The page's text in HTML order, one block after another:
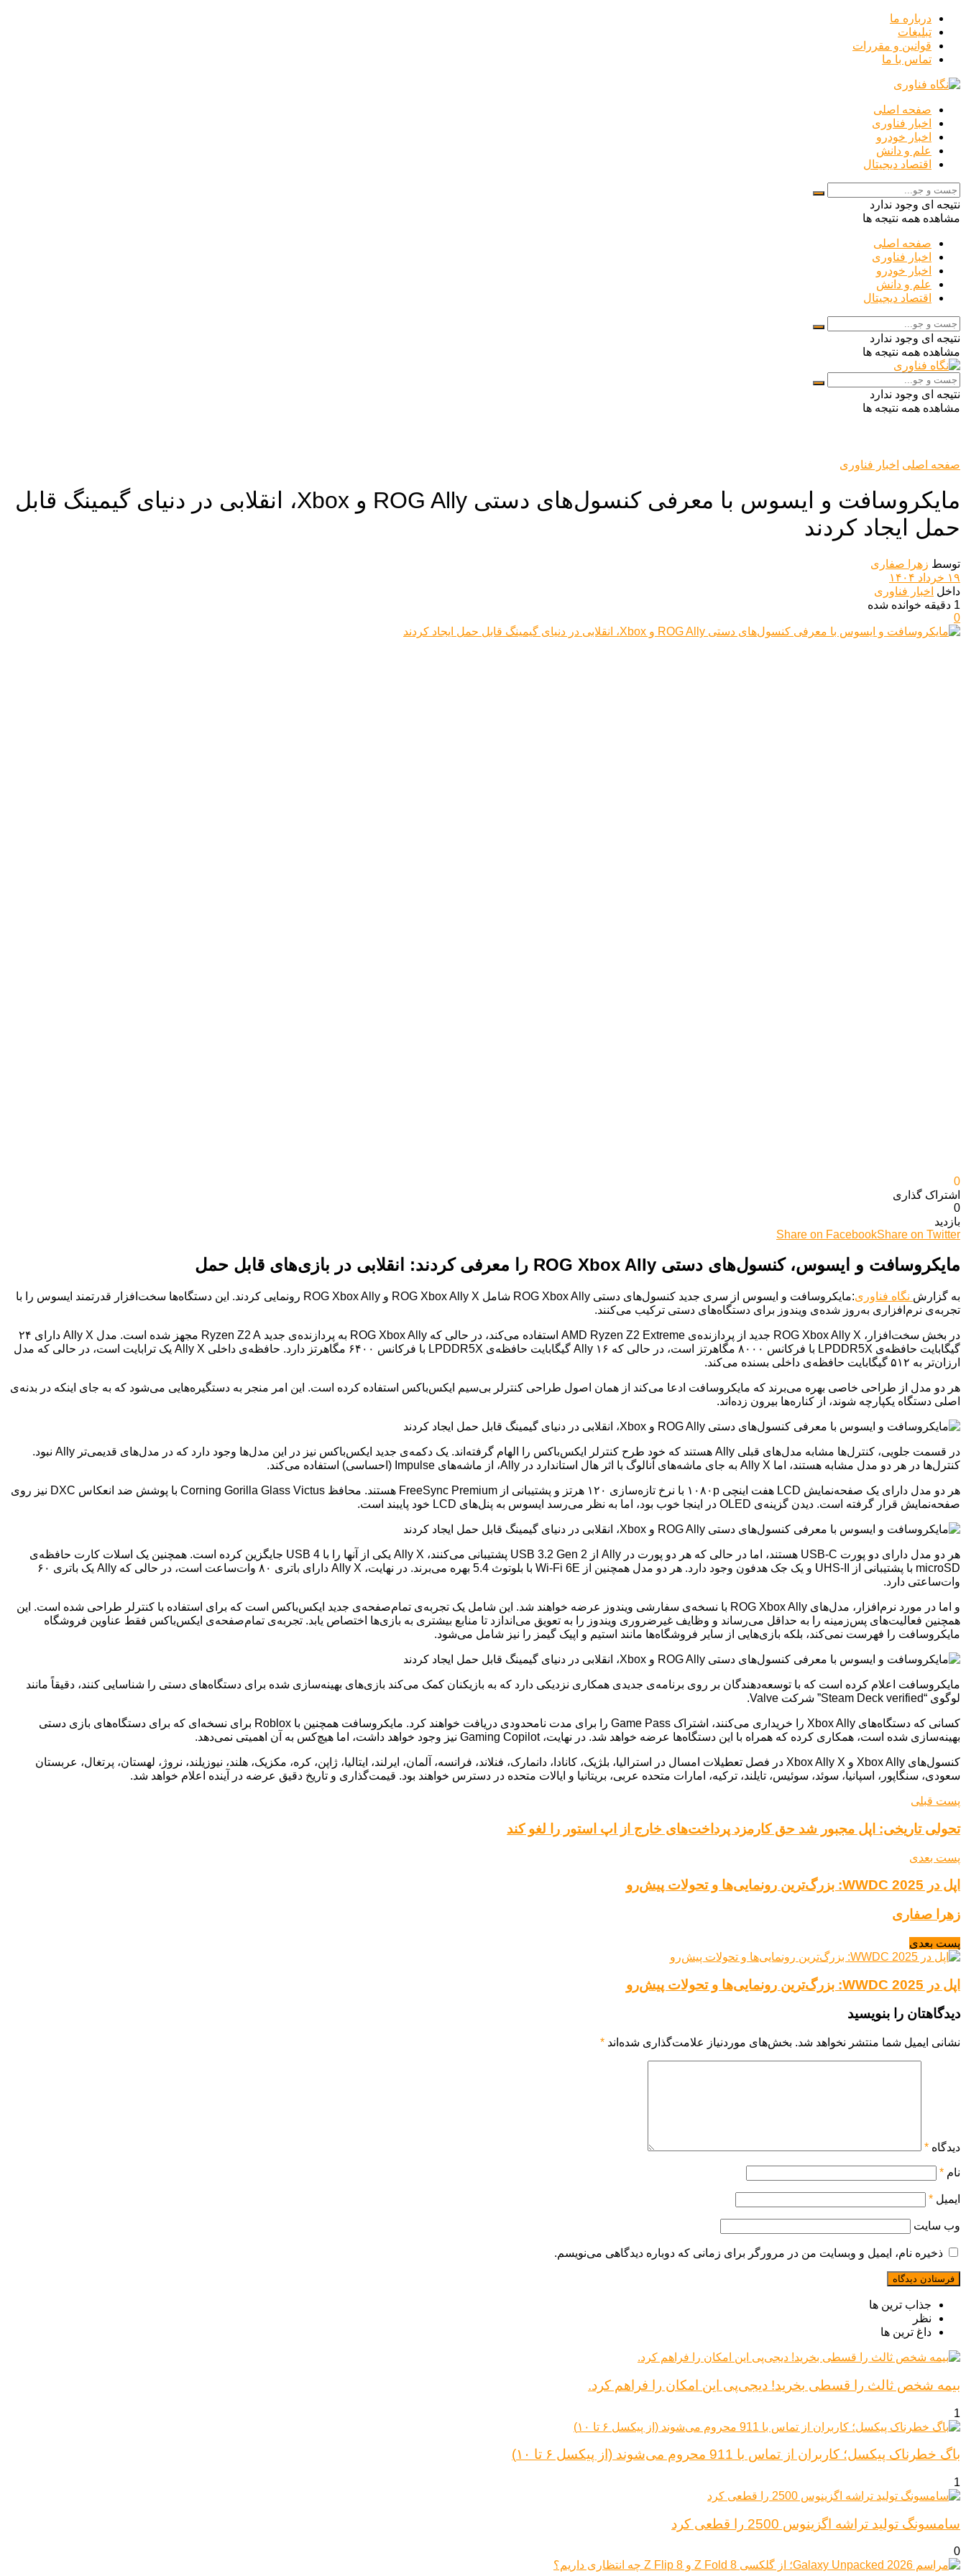
درباره ما
تبلیغات
قوانین و مقررات
تماس با ما
صفحه اصلی
اخبار فناوری
اخبار خودرو
علم و دانش
اقتصاد دیجیتال
نتیجه ای وجود ندارد
مشاهده همه نتیجه ها
صفحه اصلی
اخبار فناوری
اخبار خودرو
علم و دانش
اقتصاد دیجیتال
نتیجه ای وجود ندارد
مشاهده همه نتیجه ها
نتیجه ای وجود ندارد
مشاهده همه نتیجه ها
صفحه اصلی اخبار فناوری
مایکروسافت و ایسوس با معرفی کنسول‌های دستی ROG Ally و Xbox، انقلابی در دنیای گیمینگ قابل
حمل ایجاد کردند
توسط زهرا صفاری
۱۹ خرداد ۱۴۰۴
داخل اخبار فناوری
1 دقیقه خوانده شده
0
0
اشتراک گذاری‌
0
بازدید
Share on FacebookShare on Twitter
مایکروسافت و ایسوس، کنسول‌های دستی ROG Xbox Ally را معرفی کردند: انقلابی در بازی‌های قابل حمل
به گزارش نگاه فناوری
:مایکروسافت و ایسوس از سری جدید کنسول‌های دستی ROG Xbox Ally شامل ROG Xbox Ally X و ROG Xbox Ally رونمایی کردند. این دستگاه‌ها سخت‌افزار قدرتمند ایسوس را با
تجربه‌ی نرم‌افزاری به‌روز شده‌ی ویندوز برای دستگاه‌های دستی ترکیب می‌کنند.
در بخش سخت‌افزار، ROG Xbox Ally X جدید از پردازنده‌ی AMD Ryzen Z2 Extreme استفاده می‌کند، در حالی که ROG Xbox Ally به پردازنده‌ی جدید Ryzen Z2 A مجهز شده است. مدل Ally X دارای ۲۴
گیگابایت حافظه‌ی LPDDR5X با فرکانس ۸۰۰۰ مگاهرتز است، در حالی که Ally ۱۶ گیگابایت حافظه‌ی LPDDR5X با فرکانس ۶۴۰۰ مگاهرتز دارد. حافظه‌ی داخلی Ally X یک ترابایت است، در حالی که مدل
ارزان‌تر به ۵۱۲ گیگابایت حافظه‌ی داخلی بسنده می‌کند.
هر دو مدل از طراحی خاصی بهره می‌برند که مایکروسافت ادعا می‌کند از همان اصول طراحی کنترلر بی‌سیم ایکس‌باکس استفاده کرده است. این امر منجر به دستگیره‌هایی می‌شود که به جای اینکه در بدنه‌ی
اصلی دستگاه یکپارچه شوند، از کناره‌ها بیرون زده‌اند.
در قسمت جلویی، کنترل‌ها مشابه مدل‌های قبلی Ally هستند که خود طرح کنترلر ایکس‌باکس را الهام گرفته‌اند. یک دکمه‌ی جدید ایکس‌باکس نیز در این مدل‌ها وجود دارد که در مدل‌های قدیمی‌تر Ally نبود.
کنترل‌ها در هر دو مدل مشابه هستند، اما Ally X به جای ماشه‌های آنالوگ با اثر هال استاندارد در Ally، از ماشه‌های Impulse (احساسی) استفاده می‌کند.
هر دو مدل دارای یک صفحه‌نمایش LCD هفت اینچی ۱۰۸۰p با نرخ تازه‌سازی ۱۲۰ هرتز و پشتیبانی از FreeSync Premium هستند. محافظ Corning Gorilla Glass Victus با پوشش ضد انعکاس DXC نیز روی
صفحه‌نمایش قرار گرفته است. دیدن گزینه‌ی OLED در اینجا خوب بود، اما به نظر می‌رسد ایسوس به پنل‌های LCD خود پایبند است.
هر دو مدل دارای دو پورت USB-C هستند، اما در حالی که هر دو پورت در Ally از USB 3.2 Gen 2 پشتیبانی می‌کنند، Ally X یکی از آنها را با USB 4 جایگزین کرده است. همچنین یک اسلات کارت حافظه‌ی
microSD با پشتیبانی از UHS-II و یک جک هدفون وجود دارد. هر دو مدل همچنین از Wi-Fi 6E با بلوتوث 5.4 بهره می‌برند. در نهایت، Ally X دارای باتری ۸۰ وات‌ساعت است، در حالی که Ally یک باتری ۶۰
وات‌ساعتی دارد.
و اما در مورد نرم‌افزار، مدل‌های ROG Xbox Ally با نسخه‌ی سفارشی ویندوز عرضه خواهند شد. این شامل یک تجربه‌ی تمام‌صفحه‌ی جدید ایکس‌باکس است که برای استفاده با کنترلر طراحی شده است. این
همچنین فعالیت‌های پس‌زمینه را به حداقل می‌رساند و وظایف غیرضروری ویندوز را به تعویق می‌اندازد تا منابع بیشتری به بازی‌ها اختصاص یابد. تجربه‌ی تمام‌صفحه‌ی ایکس‌باکس فقط عناوین فروشگاه
مایکروسافت را فهرست نمی‌کند، بلکه بازی‌هایی از سایر فروشگاه‌ها مانند استیم و اپیک گیمز را نیز شامل می‌شود.
مایکروسافت اعلام کرده است که با توسعه‌دهندگان بر روی برنامه‌ی جدیدی همکاری نزدیکی دارد که به بازیکنان کمک می‌کند بازی‌های بهینه‌سازی شده برای دستگاه‌های دستی را شناسایی کنند، دقیقاً مانند
لوگوی “Steam Deck verified” شرکت Valve.
کسانی که دستگاه‌های Xbox Ally را خریداری می‌کنند، اشتراک Game Pass را برای مدت نامحدودی دریافت خواهند کرد. مایکروسافت همچنین با Roblox برای نسخه‌ای که برای دستگاه‌های بازی دستی
بهینه‌سازی شده است، همکاری کرده که همراه با این دستگاه‌ها عرضه خواهد شد. در نهایت، Gaming Copilot نیز وجود خواهد داشت، اما هیچ‌کس به آن اهمیتی نمی‌دهد.
کنسول‌های Xbox Ally و Xbox Ally X در فصل تعطیلات امسال در استرالیا، بلژیک، کانادا، دانمارک، فنلاند، فرانسه، آلمان، ایرلند، ایتالیا، ژاپن، کره، مکزیک، هلند، نیوزیلند، نروژ، لهستان، پرتغال، عربستان
سعودی، سنگاپور، اسپانیا، سوئد، سوئیس، تایلند، ترکیه، امارات متحده عربی، بریتانیا و ایالات متحده در دسترس خواهند بود. قیمت‌گذاری و تاریخ دقیق عرضه در آینده اعلام خواهد شد.
پست قبلی
تحولی تاریخی: اپل مجبور شد حق کارمزد پرداخت‌های خارج از اپ استور را لغو کند
پست بعدی
اپل در WWDC 2025: بزرگ‌ترین رونمایی‌ها و تحولات پیش‌رو
زهرا صفاری
پست بعدی
اپل در WWDC 2025: بزرگ‌ترین رونمایی‌ها و تحولات پیش‌رو
دیدگاهتان را بنویسید
نشانی ایمیل شما منتشر نخواهد شد. بخش‌های موردنیاز علامت‌گذاری شده‌اند *
دیدگاه *
نام *
ایمیل *
وب‌ سایت
ذخیره نام، ایمیل و وبسایت من در مرورگر برای زمانی که دوباره دیدگاهی می‌نویسم.
جذاب ترین ها
نظر
داغ ترین ها
بیمه شخص ثالث را قسطی بخرید! دیجی‌پی این امکان را فراهم کرد.
1
باگ خطرناک پیکسل؛ کاربران از تماس با 911 محروم می‌شوند (از پیکسل ۶ تا ۱۰)
1
سامسونگ تولید تراشه اگزینوس 2500 را قطعی کرد
0